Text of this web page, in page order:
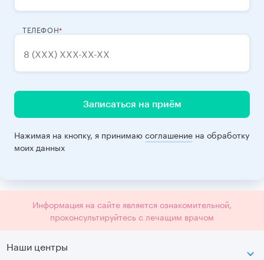
ТЕЛЕФОН
Записаться на приём
Нажимая на кнопку, я принимаюсоглашение на обработку
моих данных
Информация на сайте является ознакомительной,
проконсультируйтесь с лечащим врачом
Наши центры